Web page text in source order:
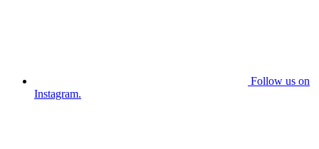
Follow us on
Instagram.